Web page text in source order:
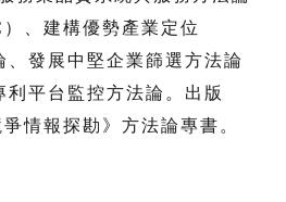
、建構優勢產業定位
、發展中堅企業篩選方法論
利平台監控方法論。出版
爭情報探勘》方法論專書。